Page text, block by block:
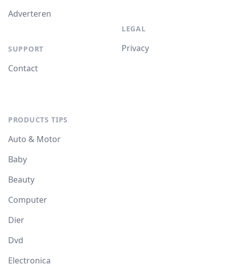
Adverteren
SUPPORT
Contact
LEGAL
Privacy
PRODUCTS TIPS
Auto & Motor
Baby
Beauty
Computer
Dier
Dvd
Electronica